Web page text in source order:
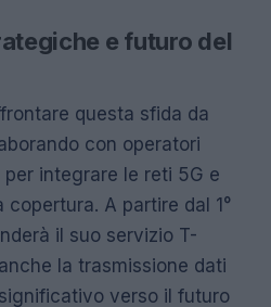
e futuro del
questa sfida da
con operatori
integrare le reti 5G e
A partire dal 1°
il suo servizio T-
la trasmissione dati
verso il futuro